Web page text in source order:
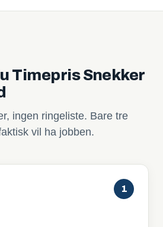
Timepris Snekker
ingen ringeliste. Bare tre
vil ha jobben.
1